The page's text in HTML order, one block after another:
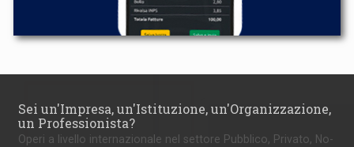
Sei un'Impresa, un'Istituzione, un'Organizzazione,
un Professionista?
Operi a livello internazionale nel settore Pubblico, Privato, No-